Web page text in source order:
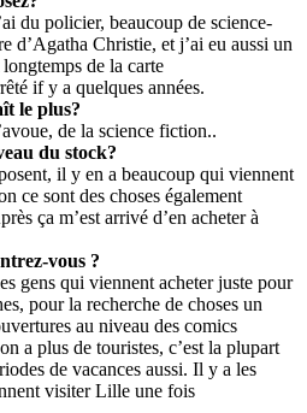
du policier, beaucoup de science-
d’Agatha Christie, et j’ai eu aussi un
de la carte
if y a quelques années.
le plus?
de la science fiction..
du stock?
il y en a beaucoup qui viennent
ce sont des choses également
ça m’est arrivé d’en acheter à
vous ?
gens qui viennent acheter juste pour
pour la recherche de choses un
au niveau des comics
a plus de touristes, c’est la plupart
de vacances aussi. Il y a les
visiter Lille une fois